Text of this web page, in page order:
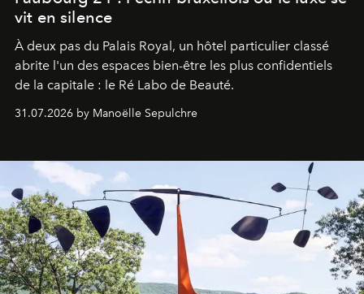
vit en silence
À deux pas du Palais Royal, un hôtel particulier classé
abrite l'un des espaces bien-être les plus confidentiels
de la capitale : le Ré Labo de Beauté.
31.07.2026 by Manoëlle Sepulchre